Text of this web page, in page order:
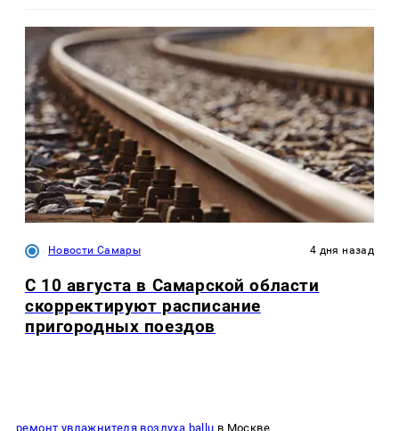
Новости Самары 4 дня назад
С 10 августа в Самарской области
скорректируют расписание
пригородных поездов
ремонт увлажнителя воздуха ballu в Москве